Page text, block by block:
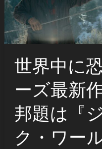
世界中に
ーズ最新
邦題は『
ク・ワー